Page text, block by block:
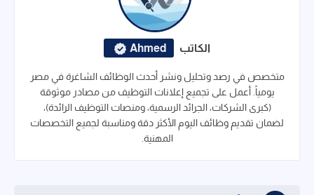
الكاتب Ahmed
متخصص في رصد وتحليل ونشر أحدث الوظائف الشاغرة في مصر
يومياً. أعمل على تجميع إعلانات التوظيف من مصادر موثوقة
(كبرى الشركات، الجرائد الرسمية، ومنصات التوظيف الرائدة)،
لضمان تقديم وظائف اليوم الأكثر دقة ومناسبة لجميع التخصصات
المهنية.